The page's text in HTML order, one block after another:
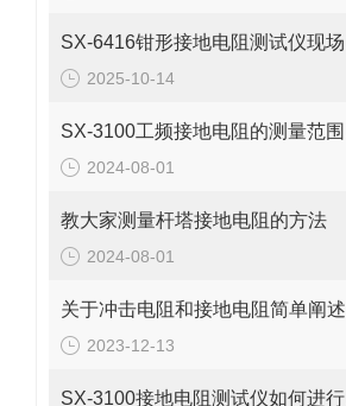
2025-10-14
2024-08-01
教大家测量杆塔接地电阻的方法
2024-08-01
关于冲击电阻和接地电阻简单阐述
2023-12-13